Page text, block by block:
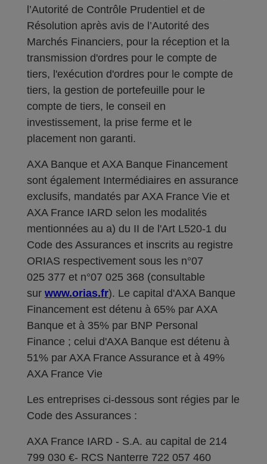
l’Autorité de Contrôle Prudentiel et de
Résolution après avis de l’Autorité des
Marchés Financiers, pour la réception et la
transmission d'ordres pour le compte de
tiers, l'exécution d'ordres pour le compte de
tiers, la gestion de portefeuille pour le
compte de tiers, le conseil en
investissement, la prise ferme et le
placement non garanti.
AXA Banque et AXA Banque Financement
sont également Intermédiaires en assurance
exclusifs, mandatés par AXA France Vie et
AXA France IARD selon les modalités
mentionnées au a) du II de l'Art L520-1 du
Code des Assurances et inscrits au registre
ORIAS respectivement sous les n°07
025 377 et n°07 025 368 (consultable
sur www.orias.fr). Le capital d'AXA Banque
Financement est détenu à 65% par AXA
Banque et à 35% par BNP Personal
Finance ; celui d'AXA Banque est détenu à
51% par AXA France Assurance et à 49%
AXA France Vie
Les entreprises ci-dessous sont régies par le
Code des Assurances :
AXA France IARD - S.A. au capital de 214
799 030 €- RCS Nanterre 722 057 460